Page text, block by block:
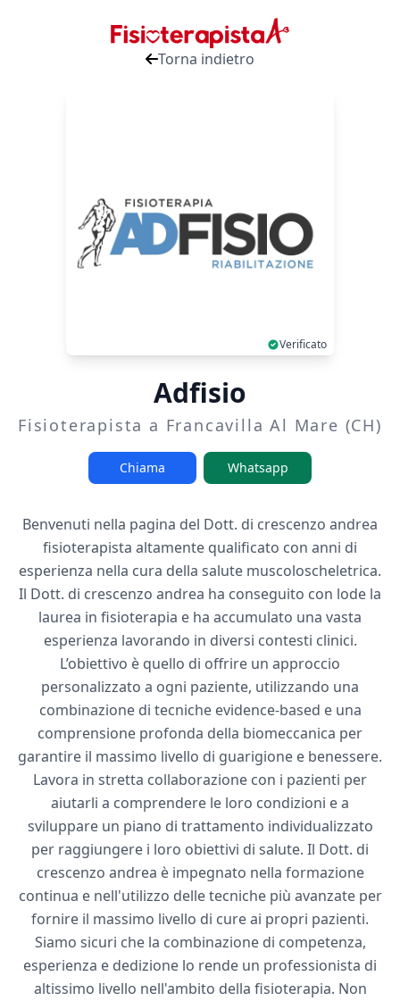
Torna indietro
Verificato
Adfisio
Fisioterapista a Francavilla Al Mare (CH)
Chiama Whatsapp
Benvenuti nella pagina del Dott. di crescenzo andrea
fisioterapista altamente qualificato con anni di
esperienza nella cura della salute muscoloscheletrica.
Il Dott. di crescenzo andrea ha conseguito con lode la
laurea in fisioterapia e ha accumulato una vasta
esperienza lavorando in diversi contesti clinici.
L’obiettivo è quello di offrire un approccio
personalizzato a ogni paziente, utilizzando una
combinazione di tecniche evidence-based e una
comprensione profonda della biomeccanica per
garantire il massimo livello di guarigione e benessere.
Lavora in stretta collaborazione con i pazienti per
aiutarli a comprendere le loro condizioni e a
sviluppare un piano di trattamento individualizzato
per raggiungere i loro obiettivi di salute. Il Dott. di
crescenzo andrea è impegnato nella formazione
continua e nell'utilizzo delle tecniche più avanzate per
fornire il massimo livello di cure ai propri pazienti.
Siamo sicuri che la combinazione di competenza,
esperienza e dedizione lo rende un professionista di
altissimo livello nell'ambito della fisioterapia. Non